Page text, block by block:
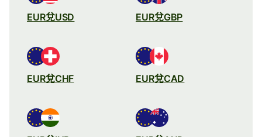
EUR兌USD EUR兌GBP
EUR兌CHF EUR兌CAD